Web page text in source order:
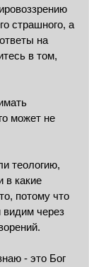
страшного, а
на
в том,
может не
теологию,
в какие
потому что
через
- это Бог